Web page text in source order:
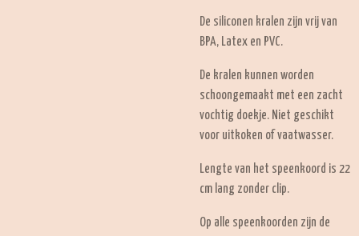
De siliconen kralen zijn vrij van
BPA, Latex en PVC.
De kralen kunnen worden
schoongemaakt met een zacht
vochtig doekje. Niet geschikt
voor uitkoken of vaatwasser.
Lengte van het speenkoord is 22
cm lang zonder clip.
Op alle speenkoorden zijn de